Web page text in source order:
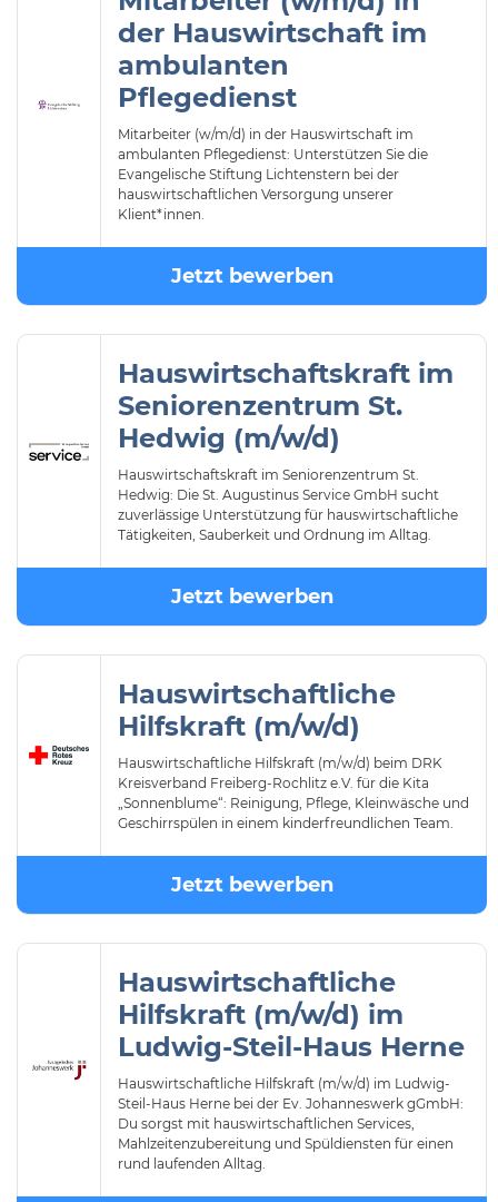
der Hauswirtschaft im
ambulanten
Pflegedienst
Mitarbeiter (w/m/d) in der Hauswirtschaft im
ambulanten Pflegedienst: Unterstützen Sie die
Evangelische Stiftung Lichtenstern bei der
hauswirtschaftlichen Versorgung unserer
Klient*innen.
Jetzt bewerben
Hauswirtschaftskraft im
Seniorenzentrum St.
Hedwig (m/w/d)
Hauswirtschaftskraft im Seniorenzentrum St.
Hedwig: Die St. Augustinus Service GmbH sucht
zuverlässige Unterstützung für hauswirtschaftliche
Tätigkeiten, Sauberkeit und Ordnung im Alltag.
Jetzt bewerben
Hauswirtschaftliche
Hilfskraft (m/w/d)
Hauswirtschaftliche Hilfskraft (m/w/d) beim DRK
Kreisverband Freiberg-Rochlitz e.V. für die Kita
„Sonnenblume“: Reinigung, Pflege, Kleinwäsche und
Geschirrspülen in einem kinderfreundlichen Team.
Jetzt bewerben
Hauswirtschaftliche
Hilfskraft (m/w/d) im
Ludwig-Steil-Haus Herne
Hauswirtschaftliche Hilfskraft (m/w/d) im Ludwig-
Steil-Haus Herne bei der Ev. Johanneswerk gGmbH:
Du sorgst mit hauswirtschaftlichen Services,
Mahlzeitenzubereitung und Spüldiensten für einen
rund laufenden Alltag.